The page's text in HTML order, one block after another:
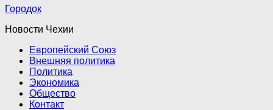
Городок
Новости Чехии
Европейский Союз
Внешняя политика
Политика
Экономика
Общество
Контакт